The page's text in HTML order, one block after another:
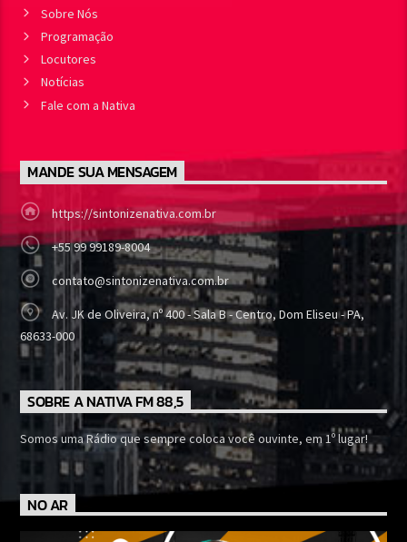
Sobre Nós
Programação
Locutores
Notícias
Fale com a Nativa
MANDE SUA MENSAGEM
https://sintonizenativa.com.br
+55 99 99189-8004
contato@sintonizenativa.com.br
Av. JK de Oliveira, nº 400 - Sala B - Centro, Dom Eliseu - PA,
68633-000
SOBRE A NATIVA FM 88,5
Somos uma Rádio que sempre coloca você ouvinte, em 1º lugar!
NO AR